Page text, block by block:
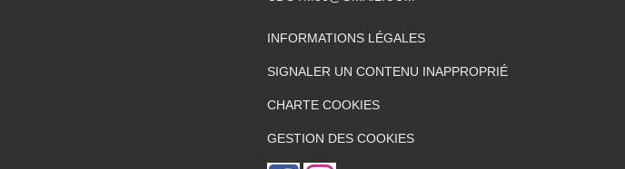
INFORMATIONS LÉGALES
SIGNALER UN CONTENU INAPPROPRIÉ
CHARTE COOKIES
GESTION DES COOKIES